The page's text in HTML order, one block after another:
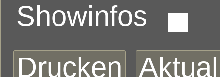
Showinfos